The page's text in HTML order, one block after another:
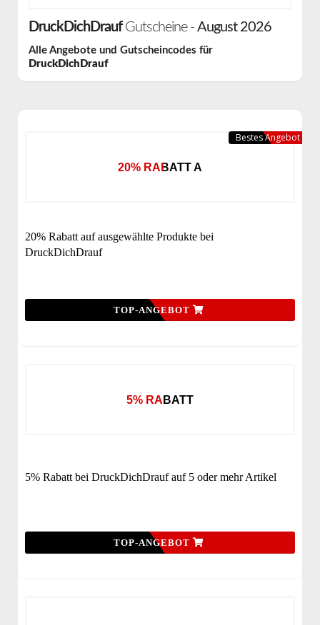
DruckDichDraufGutscheine - August 2026
Alle Angebote und Gutscheincodes für
DruckDichDrauf
20% RABATT A
20% Rabatt auf ausgewählte Produkte bei
DruckDichDrauf
TOP-ANGEBOT
Bestes Angebot
5% RABATT
5% Rabatt bei DruckDichDrauf auf 5 oder mehr Artikel
TOP-ANGEBOT